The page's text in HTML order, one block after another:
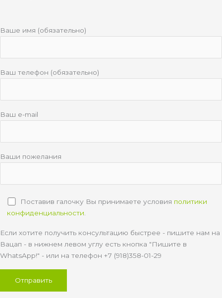
Ваше имя (обязательно)
Ваш телефон (обязательно)
Ваш e-mail
Ваши пожелания
Поставив галочку Вы принимаете условия политики
конфиденциальности
Если хотите получить консультацию быстрее - пишите нам на
Вацап - в нижнем левом углу есть кнопка "Пишите в
WhatsApp!" - или на телефон +7 (918)358-01-29